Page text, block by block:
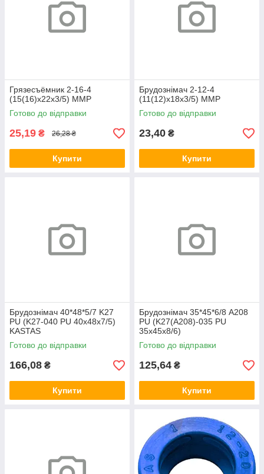
Грязесъёмник 2-16-4
(15(16)х22х3/5) ММР
Готово до відправки
25,19 ₴ 26,28 ₴
Купити
Брудознімач 2-12-4
(11(12)х18х3/5) ММР
Готово до відправки
23,40 ₴
Купити
Брудознімач 40*48*5/7 K27
PU (K27-040 PU 40х48х7/5)
KASTAS
Готово до відправки
166,08 ₴
Купити
Брудознімач 35*45*6/8 A208
PU (K27(A208)-035 PU
35х45х8/6)
Готово до відправки
125,64 ₴
Купити